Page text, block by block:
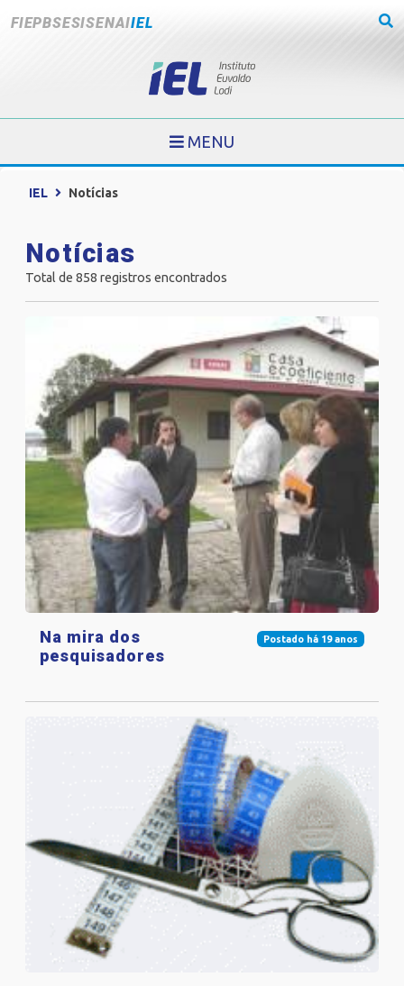
FIEPBSESISENAIIEL
MENU
IEL Notícias
Notícias
Total de 858 registros encontrados
Postado há 19 anos
Na mira dos
pesquisadores